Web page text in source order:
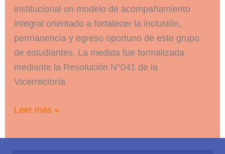
institucional un modelo de acompañamiento
integral orientado a fortalecer la inclusión,
permanencia y egreso oportuno de este grupo
de estudiantes. La medida fue formalizada
mediante la Resolución N°041 de la
Vicerrectoría
Universidad
de
Leer más »